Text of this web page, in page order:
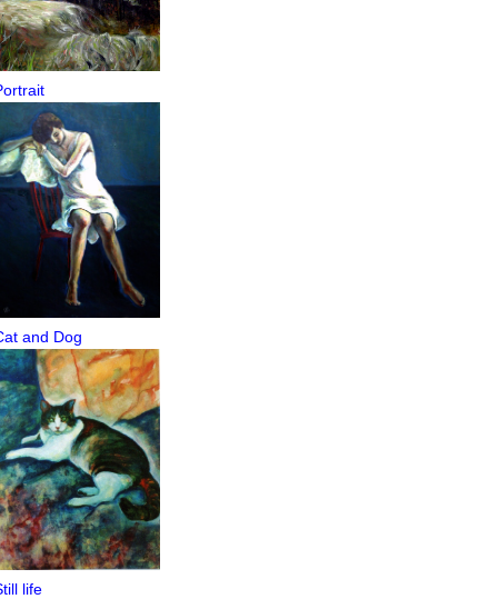
and Dog
life